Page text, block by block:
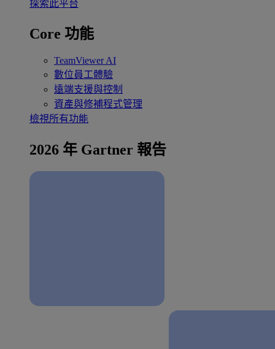
探索此平台
Core 功能
TeamViewer AI
數位員工體驗
遠端支援與控制
資產與修補程式管理
檢視所有功能
2026 年 Gartner 報告